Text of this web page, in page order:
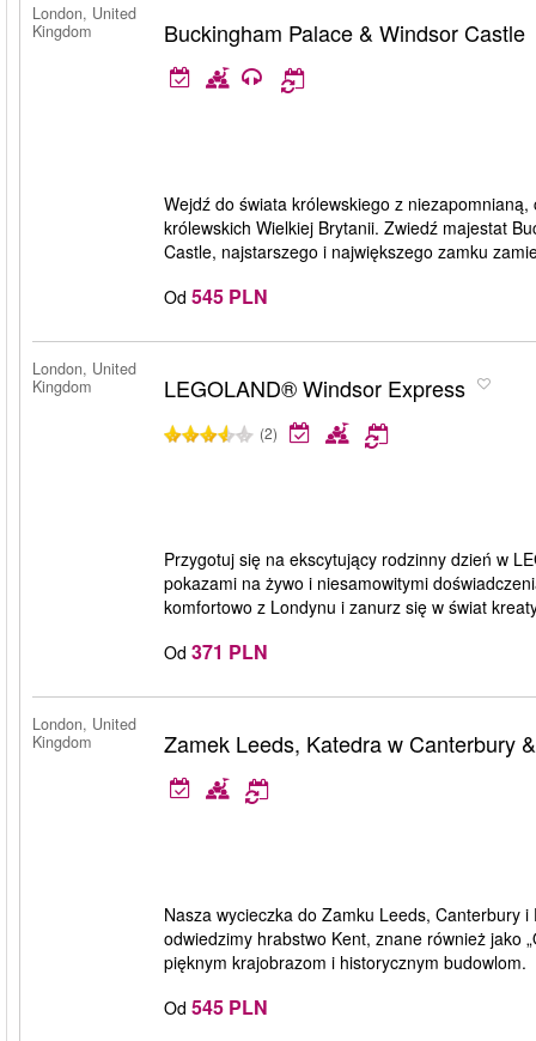
London, United
Kingdom
Buckingham Palace & Windsor Castle
Wejdź do świata królewskiego z
królewskich Wielkiej Brytanii. Zwiedź majestat
Castle, najstarszego i największego zamku
Od 545 PLN
London, United
Kingdom
LEGOLAND® Windsor Express
(2)
Przygotuj się na ekscytujący rodzinny dzień w
pokazami na żywo i niesamowitymi
komfortowo z Londynu i zanurz się w świat
Od 371 PLN
London, United
Kingdom
Zamek Leeds, Katedra w Canterbury
Nasza wycieczka do Zamku Leeds, Canterbury
odwiedzimy hrabstwo Kent, znane również jako
pięknym krajobrazom i historycznym budowlom.
Od 545 PLN